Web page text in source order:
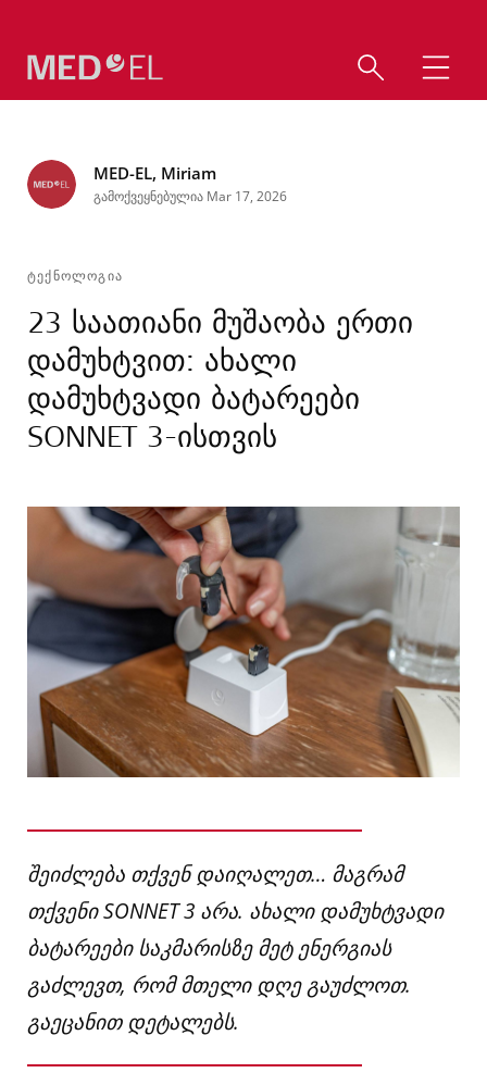
MED-EL, Miriam
გამოქვეყნებულია Mar 17, 2026
ᲢᲔᲥᲜᲝᲚᲝᲒᲘᲐ
23 საათიანი მუშაობა ერთი
დამუხტვით: ახალი
დამუხტვადი ბატარეები
SONNET 3-ისთვის
შეიძლება თქვენ დაიღალეთ… მაგრამ
თქვენი SONNET 3 არა. ახალი დამუხტვადი
ბატარეები საკმარისზე მეტ ენერგიას
გაძლევთ, რომ მთელი დღე გაუძლოთ.
გაეცანით დეტალებს.